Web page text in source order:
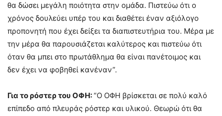
θα δώσει μεγάλη ποιότητα στην ομάδα. Πιστεύω ότι ο
χρόνος δουλεύει υπέρ του και διαθέτει έναν αξιόλογο
προπονητή που έχει δείξει τα διαπιστευτήρια του. Μέρα με
την μέρα θα παρουσιάζεται καλύτερος και πιστεύω ότι
όταν θα μπει στο πρωτάθλημα θα είναι πανέτοιμος και
δεν έχει να φοβηθεί κανέναν”.
Για το ρόστερ του ΟΦΗ:“Ο ΟΦΗ βρίσκεται σε πολύ καλό
επίπεδο από πλευράς ρόστερ και υλικού. Θεωρώ ότι θα